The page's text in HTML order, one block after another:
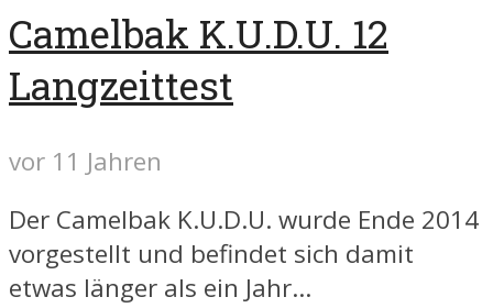
Camelbak K.U.D.U. 12
Langzeittest
vor 11 Jahren
Der Camelbak K.U.D.U. wurde Ende 2014
vorgestellt und befindet sich damit
etwas länger als ein Jahr...